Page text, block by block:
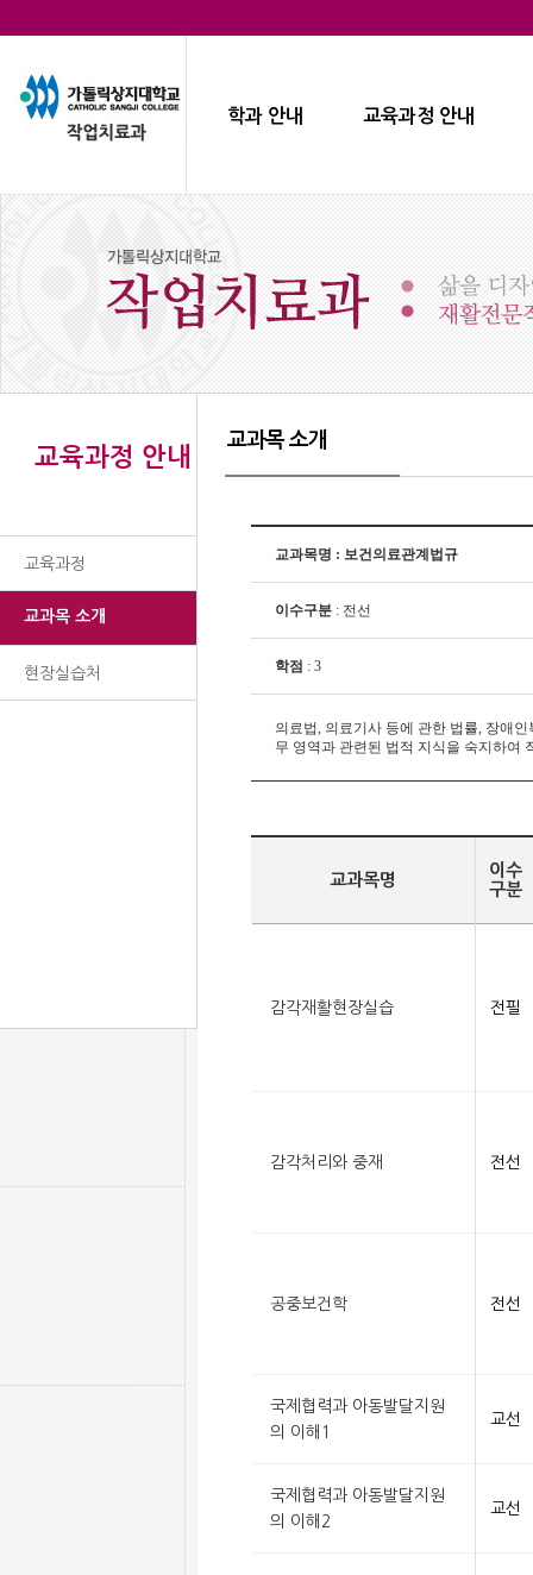
학과 안내 교육과정 안내
교육과정 안내
교육과정
교과목 소개
현장실습처
교과목 소개
교과목명 : 보건의료관계법규
이수구분 : 전선
학점 : 3
의료법, 의료기사 등에 관한 법률, 장애
무 영역과 관련된 법적 지식을 숙지하여
교과목명
이수
구분
감각재활현장실습 전필
감각처리와 중재 전선
공중보건학 전선
국제협력과 아동발달지원
의 이해1
교선
국제협력과 아동발달지원
의 이해2
교선